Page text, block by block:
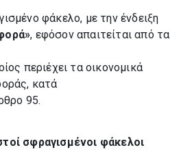
φάκελο, με την ένδειξη
, εφόσον απαιτείται από τα
περιέχει τα οικονομικά
κατά
95.
σφραγισμένοι φάκελοι